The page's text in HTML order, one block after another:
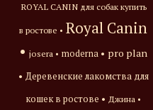
ROYAL CANIN для собак купить
в ростове • Royal Canin
• josera • moderna • pro plan
• Деревенские лакомства для
кошек в ростове • Джина •